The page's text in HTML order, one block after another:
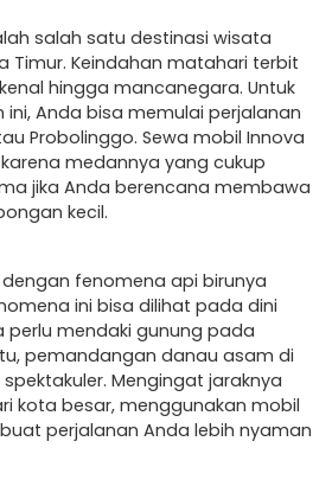
salah satu destinasi wisata
Timur. Keindahan matahari terbit
hingga mancanegara. Untuk
Anda bisa memulai perjalanan
Probolinggo. Sewa mobil Innova
medannya yang cukup
jika Anda berencana membawa
kecil.
dengan fenomena api birunya
ini bisa dilihat pada dini
perlu mendaki gunung pada
pemandangan danau asam di
Mengingat jaraknya
kota besar, menggunakan mobil
perjalanan Anda lebih nyaman